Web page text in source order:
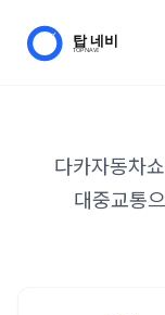
다카자동차
대중교통